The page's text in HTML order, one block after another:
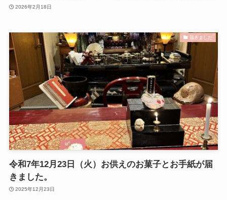
2026年2月18日
届きました
令和7年12月23日（火）お供えのお菓子とお手紙が届
きました。
2025年12月23日